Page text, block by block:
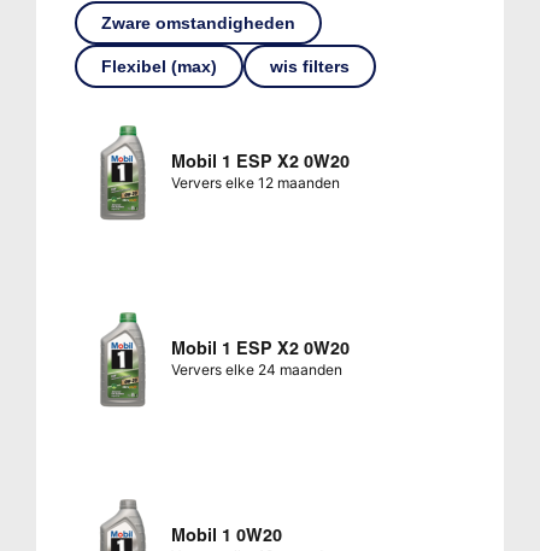
Zware omstandigheden
Flexibel (max) wis filters
Mobil 1 ESP X2 0W20
Ververs elke 12 maanden
Mobil 1 ESP X2 0W20
Ververs elke 24 maanden
Mobil 1 0W20